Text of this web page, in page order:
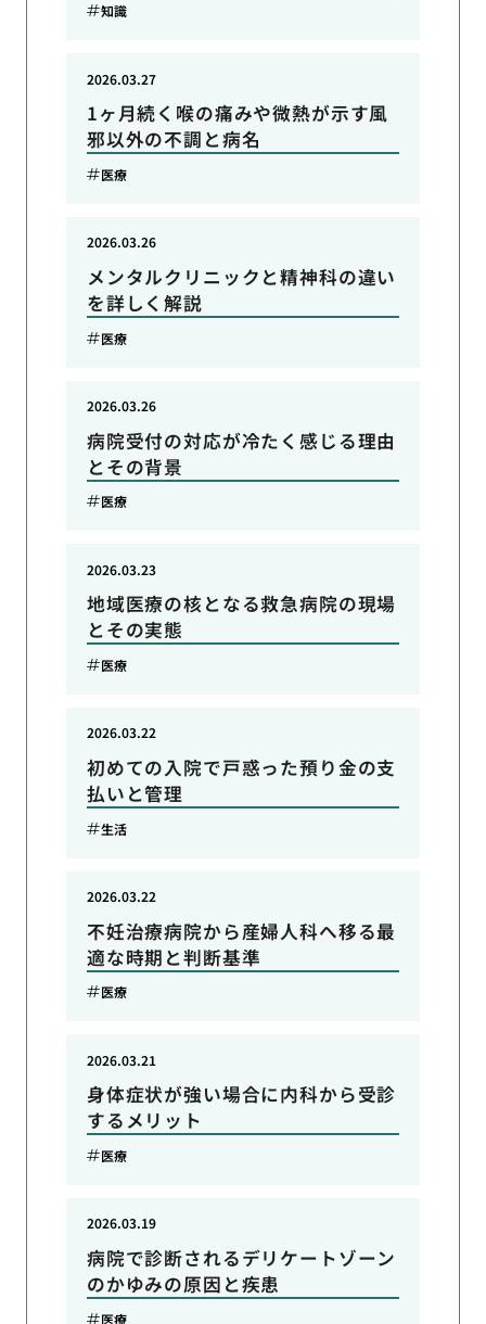
知識
1ヶ月続く喉の痛みや微熱が示す風
邪以外の不調と病名
2026.03.27
医療
メンタルクリニックと精神科の違い
を詳しく解説
2026.03.26
医療
病院受付の対応が冷たく感じる理由
とその背景
2026.03.26
医療
地域医療の核となる救急病院の現場
とその実態
2026.03.23
医療
初めての入院で戸惑った預り金の支
払いと管理
2026.03.22
生活
不妊治療病院から産婦人科へ移る最
適な時期と判断基準
2026.03.22
医療
身体症状が強い場合に内科から受診
するメリット
2026.03.21
医療
病院で診断されるデリケートゾーン
のかゆみの原因と疾患
2026.03.19
医療